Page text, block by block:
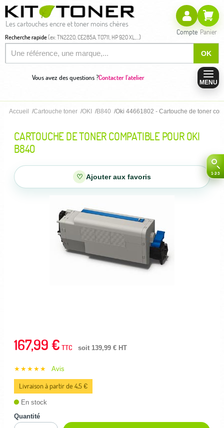
Les cartouches encre et toner moins chères
Recherche rapide(ex: TN2220, CE285A, T0711, HP 920 XL,...)
OK
Compte Panier
Vous avez des questions ?Contacter l'atelier
MENU
Accueil Cartouche toner OKI B840 Oki 44661802 - Cartouche de toner
CARTOUCHE DE TONER COMPATIBLE POUR OKI
B840
♡ Ajouter aux favoris
167,99 € TTC soit 139,99 € HT
★★★★★ Avis
Livraison à partir de 4,5 €
En stock
Quantité